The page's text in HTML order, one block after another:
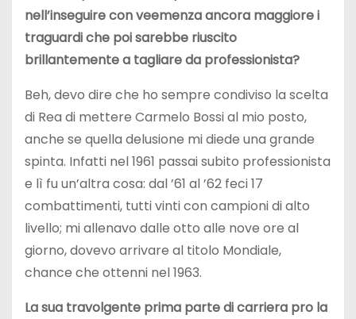
nell’inseguire con veemenza ancora maggiore i
traguardi che poi sarebbe riuscito
brillantemente a tagliare da professionista?
Beh, devo dire che ho sempre condiviso la scelta
di Rea di mettere Carmelo Bossi al mio posto,
anche se quella delusione mi diede una grande
spinta. Infatti nel 1961 passai subito professionista
e lì fu un’altra cosa: dal ’61 al ’62 feci 17
combattimenti, tutti vinti con campioni di alto
livello; mi allenavo dalle otto alle nove ore al
giorno, dovevo arrivare al titolo Mondiale,
chance che ottenni nel 1963.
La sua travolgente prima parte di carriera pro la